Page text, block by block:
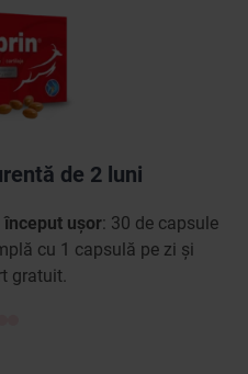
de 2 luni
început ușor: 30 de capsule
cu 1 capsulă pe zi și
gratuit.